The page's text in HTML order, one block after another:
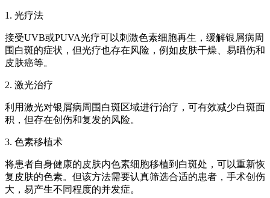
1. 光疗法
接受UVB或PUVA光疗可以刺激色素细胞再生，缓解银屑病周
围白斑的症状，但光疗也存在风险，例如皮肤干燥、易晒伤和
皮肤癌等。
2. 激光治疗
利用激光对银屑病周围白斑区域进行治疗，可有效减少白斑面
积，但存在创伤和复发的风险。
3. 色素移植术
将患者自身健康的皮肤内色素细胞移植到白斑处，可以重新恢
复皮肤的色素。但该方法需要认真筛选合适的患者，手术创伤
大，易产生不同程度的并发症。